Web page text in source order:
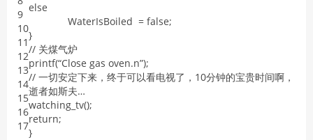
9
10
11
12
13
14
15
16
17
else
WaterIsBoiled = false;
}
// 关煤气炉
printf(“Close gas oven.n”);
// 一切安定下来，终于可以看电视了， 10分钟的宝贵时间啊，
逝者如斯夫…
watching_tv();
return;
}